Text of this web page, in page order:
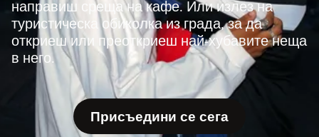
направиш среща на кафе. Или излез на
туристическа обиколка из града, за да
откриеш или преоткриеш най-хубавите неща
в него.
Присъедини се сега